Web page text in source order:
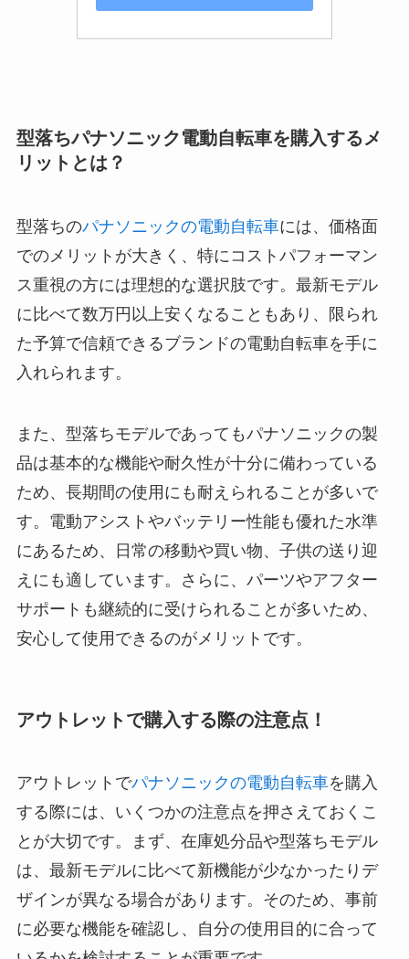
型落ちパナソニック電動自転車を購入するメ
リットとは？
型落ちのパナソニックの電動自転車には、価格面
でのメリットが大きく、特にコストパフォーマン
ス重視の方には理想的な選択肢です。最新モデル
に比べて数万円以上安くなることもあり、限られ
た予算で信頼できるブランドの電動自転車を手に
入れられます。
また、型落ちモデルであってもパナソニックの製
品は基本的な機能や耐久性が十分に備わっている
ため、長期間の使用にも耐えられることが多いで
す。電動アシストやバッテリー性能も優れた水準
にあるため、日常の移動や買い物、子供の送り迎
えにも適しています。さらに、パーツやアフター
サポートも継続的に受けられることが多いため、
安心して使用できるのがメリットです。
アウトレットで購入する際の注意点！
アウトレットでパナソニックの電動自転車を購入
する際には、いくつかの注意点を押さえておくこ
とが大切です。まず、在庫処分品や型落ちモデル
は、最新モデルに比べて新機能が少なかったりデ
ザインが異なる場合があります。そのため、事前
に必要な機能を確認し、自分の使用目的に合って